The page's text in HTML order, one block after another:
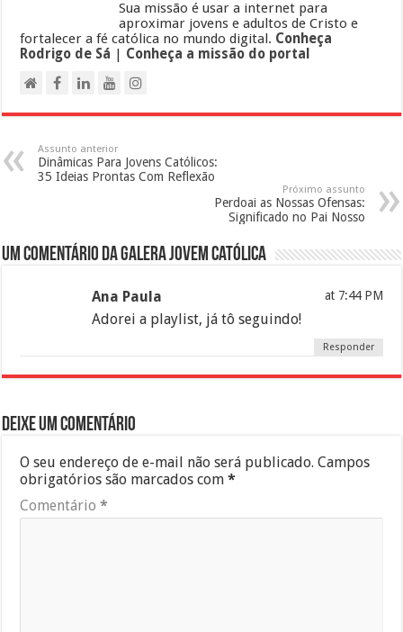
Sua missão é usar a internet para
aproximar jovens e adultos de Cristo e
fortalecer a fé católica no mundo digital. Conheça
Rodrigo de Sá | Conheça a missão do portal
Assunto anterior
Dinâmicas Para Jovens Católicos:
35 Ideias Prontas Com Reflexão
Próximo assunto
Perdoai as Nossas Ofensas:
Significado no Pai Nosso
Um comentário da galera jovem católica
Ana Paula at 7:44 PM
Adorei a playlist, já tô seguindo!
Responder
Deixe um comentário
O seu endereço de e-mail não será publicado. Campos
obrigatórios são marcados com*
Comentário*